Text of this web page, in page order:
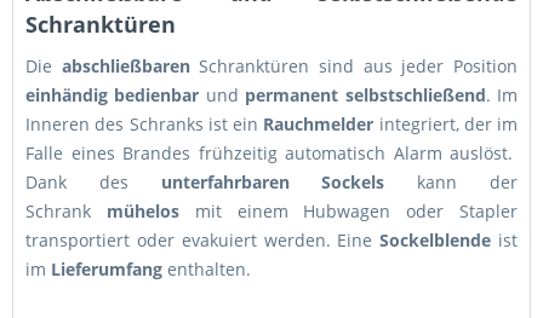
Schranktüren
Die abschließbarenSchranktüren sind aus jeder Position
einhändig bedienbar und permanent selbstschließend. Im
Inneren des Schranks ist ein Rauchmelder integriert, der im
Falle eines Brandes frühzeitig automatisch Alarm auslöst.
Dank des unterfahrbaren Sockels kann der
Schrank mühelosmit einem Hubwagen oder Stapler
transportiert oder evakuiert werden. EineSockelblende ist
im Lieferumfang enthalten.